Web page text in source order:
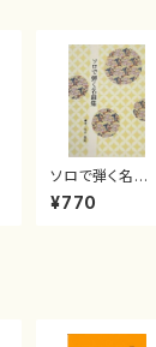
ソロで弾く名曲
集 クリスマス・
イブ／恋人がサ
¥770